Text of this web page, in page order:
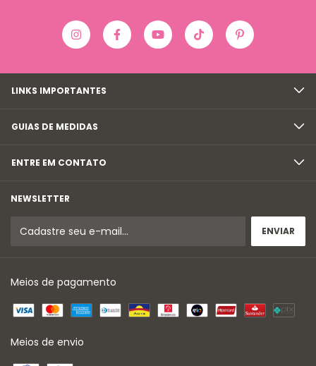
LINKS IMPORTANTES
GUIAS DE MEDIDAS
ENTRE EM CONTATO
NEWSLETTER
Meios de pagamento
Meios de envio